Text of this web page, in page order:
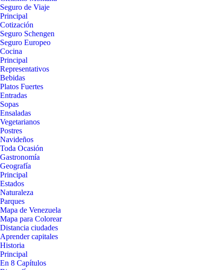
Seguro de Viaje
Principal
Cotización
Seguro Schengen
Seguro Europeo
Cocina
Principal
Representativos
Bebidas
Platos Fuertes
Entradas
Sopas
Ensaladas
Vegetarianos
Postres
Navideños
Toda Ocasión
Gastronomía
Geografía
Principal
Estados
Naturaleza
Parques
Mapa de Venezuela
Mapa para Colorear
Distancia ciudades
Aprender capitales
Historia
Principal
En 8 Capítulos